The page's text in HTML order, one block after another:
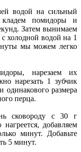
водой на сильный
помидоры и
Затем вынимаем
холодной водой на 1
мы можем легко
нарезаем их
нарезать 1 зубчик
одинакового размера
перца.
сковороду с 30 г
добавляем
минут. Добавьте
5 минут.